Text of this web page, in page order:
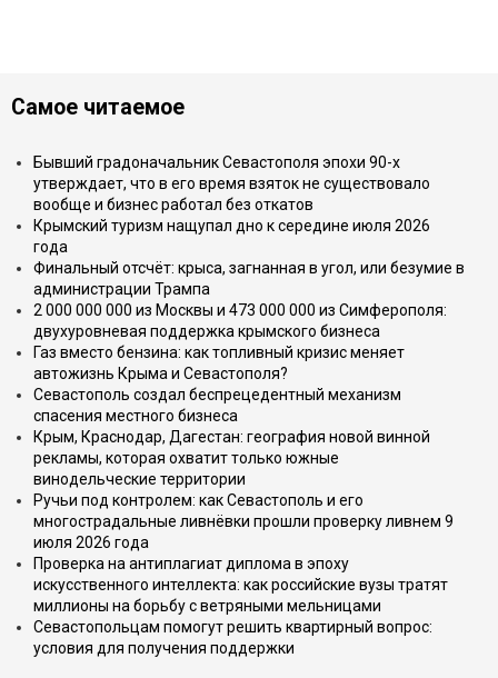
Самое читаемое
Бывший градоначальник Севастополя эпохи 90-х
утверждает, что в его время взяток не существовало
вообще и бизнес работал без откатов
Крымский туризм нащупал дно к середине июля 2026
года
Финальный отсчёт: крыса, загнанная в угол, или безумие в
администрации Трампа
2 000 000 000 из Москвы и 473 000 000 из Симферополя:
двухуровневая поддержка крымского бизнеса
Газ вместо бензина: как топливный кризис меняет
автожизнь Крыма и Севастополя?
Севастополь создал беспрецедентный механизм
спасения местного бизнеса
Крым, Краснодар, Дагестан: география новой винной
рекламы, которая охватит только южные
винодельческие территории
Ручьи под контролем: как Севастополь и его
многострадальные ливнёвки прошли проверку ливнем 9
июля 2026 года
Проверка на антиплагиат диплома в эпоху
искусственного интеллекта: как российские вузы тратят
миллионы на борьбу с ветряными мельницами
Севастопольцам помогут решить квартирный вопрос:
условия для получения поддержки